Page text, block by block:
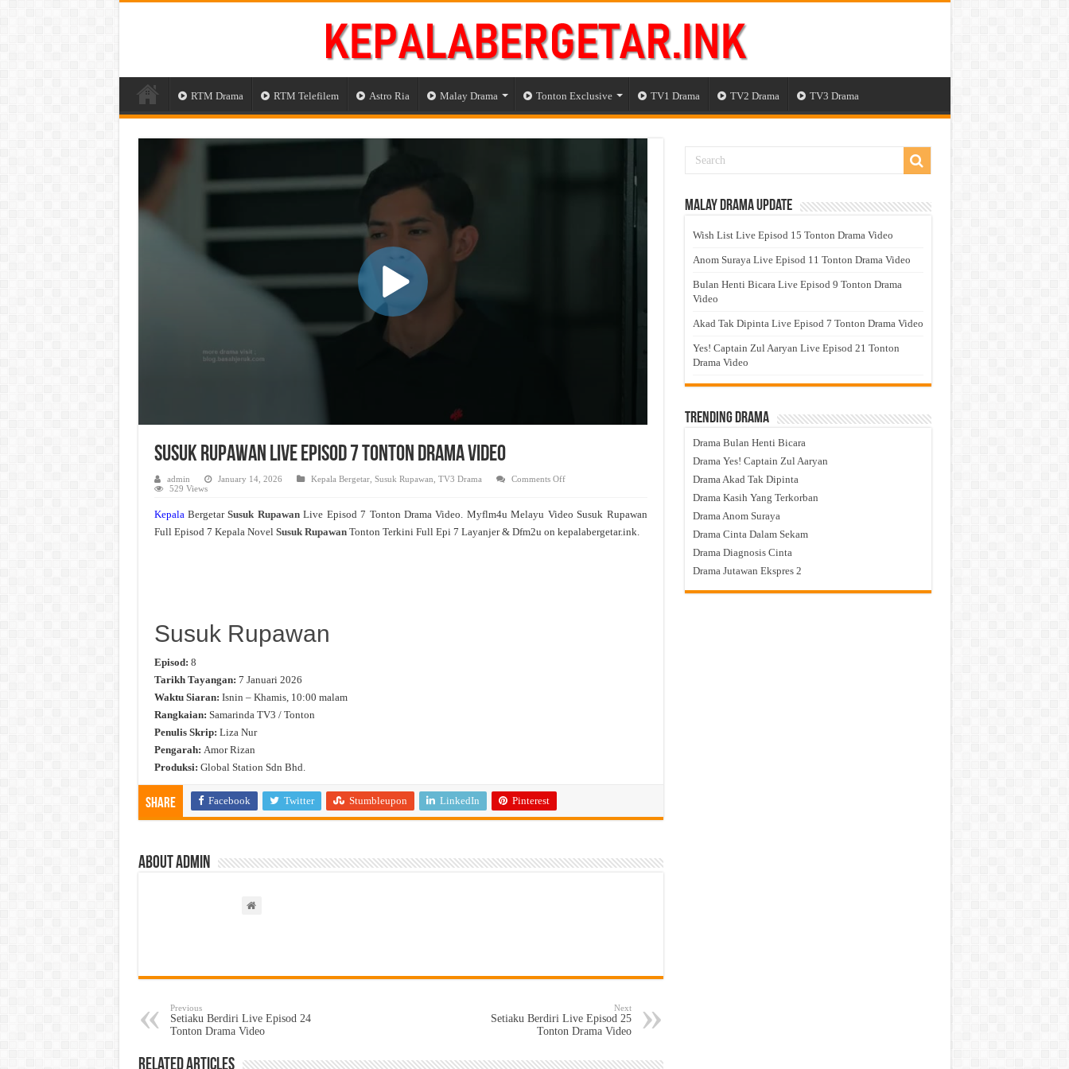
RTM Drama RTM Telefilem Astro Ria Malay Drama Tonton Exclusive TV1 Drama TV2 Drama TV3 Drama
Susuk Rupawan Live Episod 7 Tonton Drama Video
admin January 14, 2026 Kepala Bergetar, Susuk Rupawan TV3 Drama Comments Offon
Episod
Tonton
529 Views
KepalaBergetarSusuk RupawanLive Episod 7 Tonton Drama Video. Myflm4u Melayu Video Susuk Rupawan
Full Episod 7 Kepala NovelSusuk Rupawan Tonton Terkini Full Epi 7 Layanjer & Dfm2u on kepalabergetar.ink.
Susuk Rupawan
Episod: 8
Tarikh Tayangan: 7 Januari 2026
Waktu Siaran: Isnin – Khamis, 10:00 malam
Rangkaian: Samarinda TV3 / Tonton
Penulis Skrip: Liza Nur
Pengarah: Amor Rizan
Produksi: Global Station Sdn Bhd.
Share Facebook Twitter Stumbleupon LinkedIn Pinterest
About admin
Previous
Setiaku Berdiri Live Episod 24
Tonton Drama Video
Next
Setiaku Berdiri Live Episod 25
Tonton Drama Video
Related Articles
Malay Drama Update
Wish List Live Episod 15 Tonton Drama Video
Anom Suraya Live Episod 11 Tonton Drama Video
Bulan Henti Bicara Live Episod 9 Tonton Drama
Video
Akad Tak Dipinta Live Episod 7 Tonton Drama Video
Yes! Captain Zul Aaryan Live Episod 21 Tonton
Drama Video
Trending Drama
Drama Bulan Henti Bicara
Drama Yes! Captain Zul Aaryan
Drama Akad Tak Dipinta
Drama Kasih Yang Terkorban
Drama Anom Suraya
Drama Cinta Dalam Sekam
Drama Diagnosis Cinta
Drama Jutawan Ekspres 2